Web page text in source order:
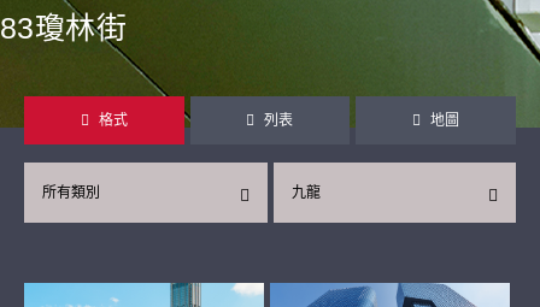
83瓊林街
格式 列表 地圖
九龍
所有類別